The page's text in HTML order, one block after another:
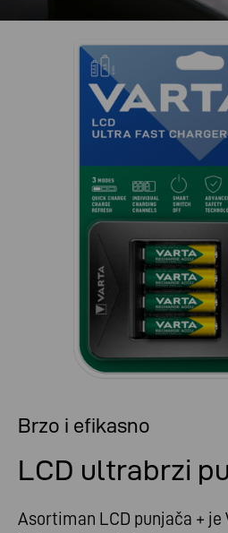
Brzo i efikasno
LCD ultrabrzi
Asortiman LCD punjača + je